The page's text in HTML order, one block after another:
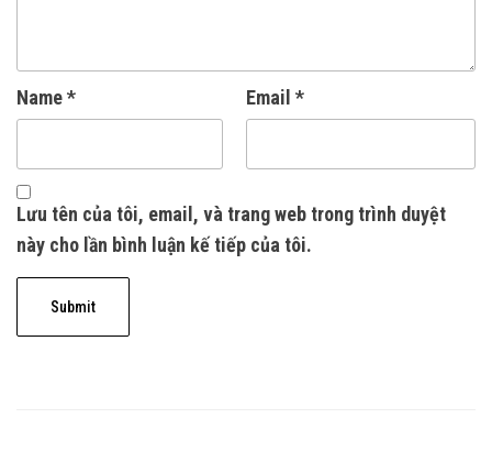
Name* Email *
Lưu tên của tôi, email, và trang web trong trình duyệt
này cho lần bình luận kế tiếp của tôi.